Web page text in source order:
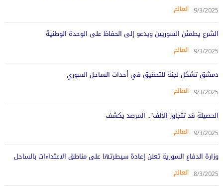
9/3/2025 العالم
الشرع يطمئن السوريين ويدعو إلى الحفاظ على الوحدة الوطنية
9/3/2025 العالم
دمشق تشكل لجنة للتحقيق في أحداث الساحل السوري
9/3/2025 العالم
الحصيلة قد تتجاوز الألف".. المرصد يكشف
9/3/2025 العالم
وزارة الدفاع السورية تعلن إعادة سيطرتها على مناطق الاعتداءات بالساحل
8/3/2025 العالم